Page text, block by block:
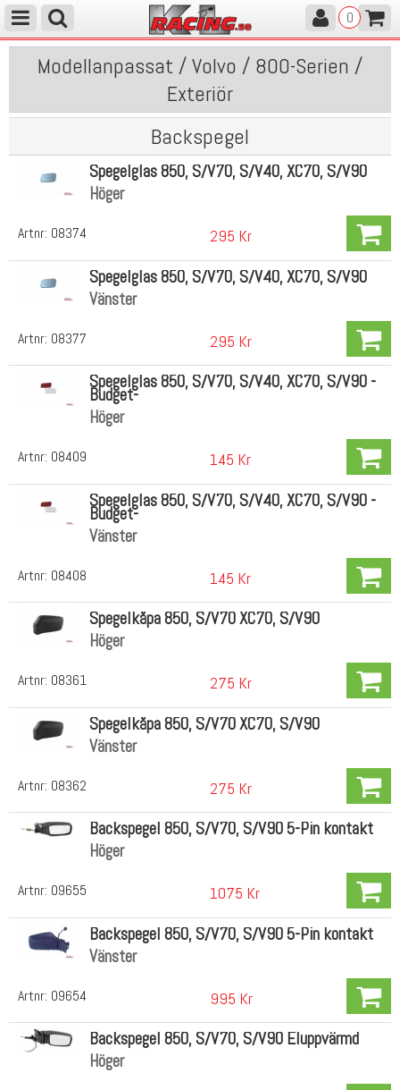
0
Modellanpassat / Volvo / 800-Serien /
Exteriör
Backspegel
Artnr: 08374
Spegelglas 850, S/V70, S/V40, XC70, S/V90
Höger
295 Kr
Artnr: 08377
Spegelglas 850, S/V70, S/V40, XC70, S/V90
Vänster
295 Kr
Artnr: 08409
Spegelglas 850, S/V70, S/V40, XC70, S/V90 -
Budget-
Höger
145 Kr
Artnr: 08408
Spegelglas 850, S/V70, S/V40, XC70, S/V90 -
Budget-
Vänster
145 Kr
Artnr: 08361
Spegelkåpa 850, S/V70 XC70, S/V90
Höger
275 Kr
Artnr: 08362
Spegelkåpa 850, S/V70 XC70, S/V90
Vänster
275 Kr
Artnr: 09655
Backspegel 850, S/V70, S/V90 5-Pin kontakt
Höger
1075 Kr
Artnr: 09654
Backspegel 850, S/V70, S/V90 5-Pin kontakt
Vänster
995 Kr
Backspegel 850, S/V70, S/V90 Eluppvärmd
Höger